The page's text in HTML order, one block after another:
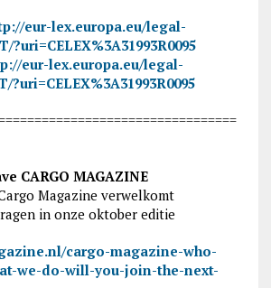
eur-lex.europa.eu/legal-
eur-lex.europa.eu/legal-
CARGO MAGAZINE
Magazine verwelkomt
in onze oktober editie
cargo-magazine-who-
we-do-will-you-join-the-next-